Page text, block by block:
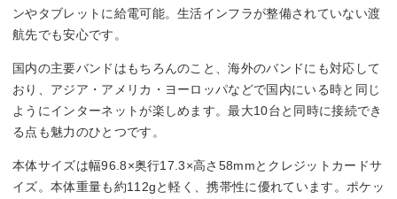
ンやタブレットに給電可能。生活インフラが整備されていない渡
航先でも安心です。
国内の主要バンドはもちろんのこと、海外のバンドにも対応して
おり、アジア・アメリカ・ヨーロッパなどで国内にいる時と同じ
ようにインターネットが楽しめます。最大10台と同時に接続でき
る点も魅力のひとつです。
本体サイズは幅96.8×奥行17.3×高さ58mmとクレジットカードサ
イズ。本体重量も約112gと軽く、携帯性に優れています。ポケッ